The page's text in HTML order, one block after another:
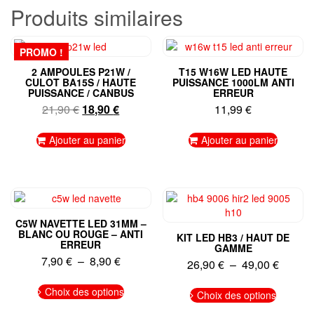
Produits similaires
PROMO !
2 AMPOULES P21W /
CULOT BA15S / HAUTE
PUISSANCE / CANBUS
21,90€ Le
initial
18,90€Le
actuel
Ajouter au panier
T15 W16W LED HAUTE
PUISSANCE 1000LM ANTI
ERREUR
11,99€
Ajouter au panier
C5W NAVETTE LED 31MM –
BLANC OU ROUGE – ANTI
ERREUR
7,90 € – 8,90 €Plage
prix :
Choix des optionsproduit
KIT LED HB3 / HAUT DE
GAMME
26,90€ – 49,00€Plage
Choix des optionsproduit